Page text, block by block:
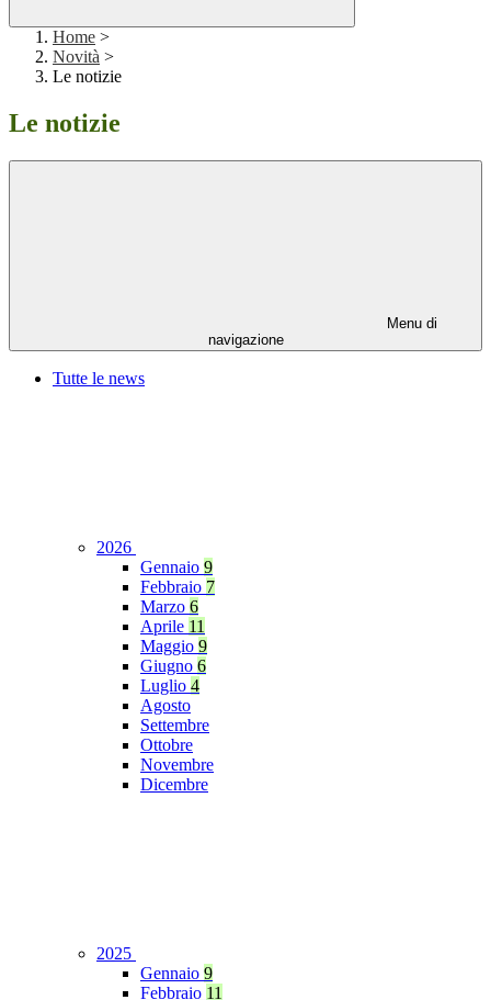
Home >
Novità >
Le notizie
Le notizie
Menu di
navigazione
Tutte le news
2026
Gennaio 9
Febbraio 7
Marzo 6
Aprile 11
Maggio 9
Giugno 6
Luglio 4
Agosto
Settembre
Ottobre
Novembre
Dicembre
2025
Gennaio 9
Febbraio 11